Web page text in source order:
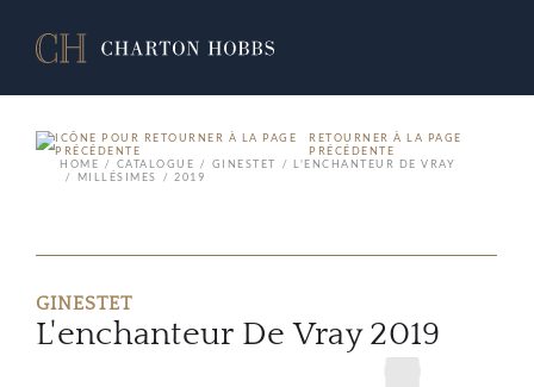
RETOURNER À LA PAGE
PRÉCÉDENTE
HOME
CATALOGUE GINESTET
L'ENCHANTEUR DE VRAY
MILLÉSIMES
2019
GINESTET
L'enchanteur De Vray 2019